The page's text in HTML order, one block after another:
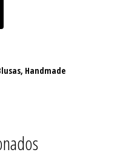
, Handmade